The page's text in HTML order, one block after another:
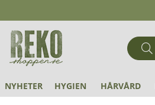
NYHETER HYGIEN HÅRVÅRD